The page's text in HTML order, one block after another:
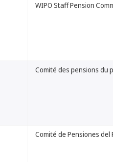
WIPO Staff Pension
Comité des pensions du
Comité de Pensiones del